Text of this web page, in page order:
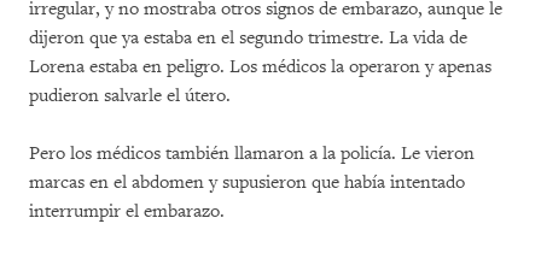
irregular, y no mostraba otros signos de embarazo, aunque le
dijeron que ya estaba en el segundo trimestre. La vida de
Lorena estaba en peligro. Los médicos la operaron y apenas
pudieron salvarle el útero.
Pero los médicos también llamaron a la policía. Le vieron
marcas en el abdomen y supusieron que había intentado
interrumpir el embarazo.